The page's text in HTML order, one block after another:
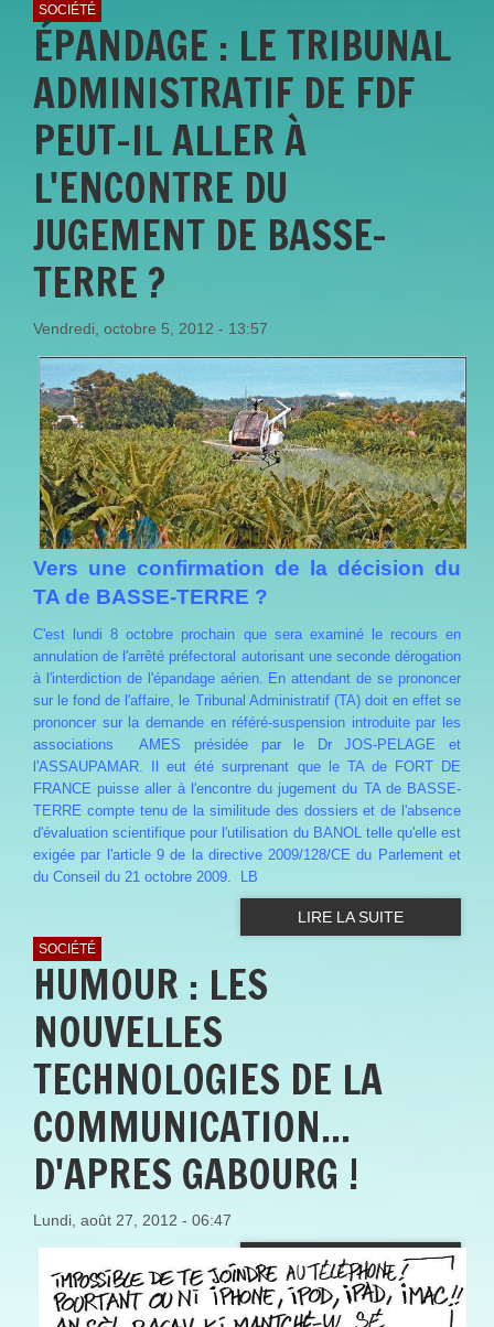
SOCIÉTÉ
ÉPANDAGE : LE TRIBUNAL
ADMINISTRATIF DE FDF
PEUT-IL ALLER À
L'ENCONTRE DU
JUGEMENT DE BASSE-
TERRE ?
Vendredi, octobre 5, 2012 - 13:57
Vers une confirmation de la décision du
TA de BASSE-TERRE ?
C'est lundi 8 octobre prochain que sera examiné le recours en
annulation de l'arrêté préfectoral autorisant une seconde dérogation
à l'interdiction de l'épandage aérien. En attendant de se prononcer
sur le fond de l'affaire, le Tribunal Administratif (TA) doit en effet se
prononcer sur la demande en référé-suspension introduite par les
associations AMES présidée par le Dr JOS-PELAGE et
l'ASSAUPAMAR. Il eut été surprenant que le TA de FORT DE
FRANCE puisse aller à l'encontre du jugement du TA de BASSE-
TERRE compte tenu de la similitude des dossiers et de l'absence
d'évaluation scientifique pour l'utilisation du BANOL telle qu'elle est
exigée par l'article 9 de la directive 2009/128/CE du Parlement et
du Conseil du 21 octobre 2009.
LB
LIRE LA SUITE
SOCIÉTÉ
HUMOUR : LES
NOUVELLES
TECHNOLOGIES DE LA
COMMUNICATION...
D'APRES GABOURG !
Lundi, août 27, 2012 - 06:47